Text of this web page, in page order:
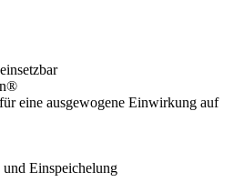
eine ausgewogene Einwirkung auf
und Einspeichelung